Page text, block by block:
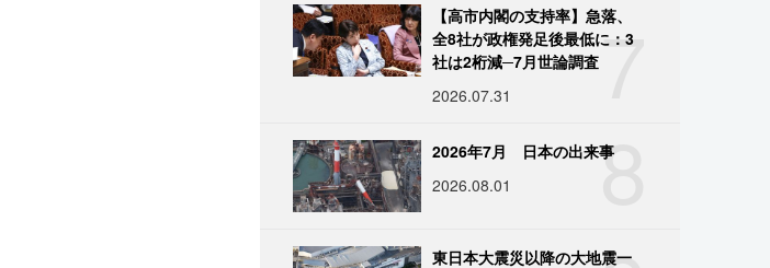
7
【高市内閣の支持率】急落、
全8社が政権発足後最低に：3
社は2桁減─7月世論調査
2026.07.31
8
2026年7月 日本の出来事
2026.08.01
東日本大震災以降の大地震一